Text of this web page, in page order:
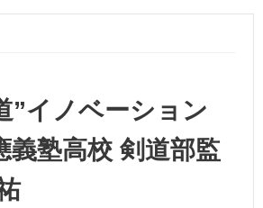
”イノベーション
義塾高校 剣道部監